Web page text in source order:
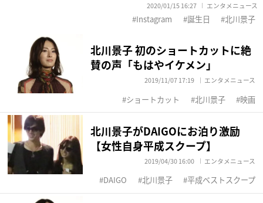
2020/01/15 16:27 エンタメニュース
Instagram 誕生日 北川景子
北川景子 初のショートカットに絶
賛の声「もはやイケメン」
2019/11/07 17:19 エンタメニュース
ショートカット 北川景子 映画
北川景子がDAIGOにお泊り激励
【女性自身平成スクープ】
2019/04/30 16:00 エンタメニュース
DAIGO 北川景子 平成ベストスクープ